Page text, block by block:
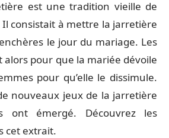
est une tradition vieille de
consistait à mettre la jarretière
le jour du mariage. Les
pour que la mariée dévoile
pour qu’elle le dissimule.
nouveaux jeux de la jarretière
ont émergé. Découvrez les
cet extrait.